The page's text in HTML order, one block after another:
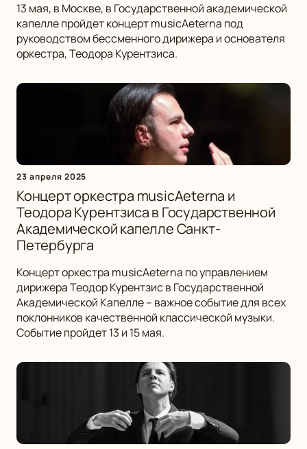
13 мая, в Москве, в Государственной академической
капелле пройдет концерт musicAeterna под
руководством бессменного дирижера и основателя
оркестра, Теодора Курентзиса.
23 апреля 2025
Концерт оркестра musicAeterna и
Теодора Курентзиса в Государственной
Академической капелле Санкт-
Петербурга
Концерт оркестра musicAeterna по управлением
дирижера Теодор Курентзис в Государственной
Академической Капелле – важное событие для всех
поклонников качественной классической музыки.
Событие пройдет 13 и 15 мая.